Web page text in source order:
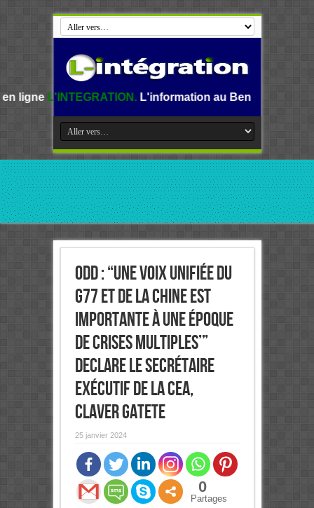
L'information au Benin, en Afrique et dans le
ODD : “Une voix unifiée du
G77 et de la Chine est
importante à une époque
de crises multiples’”
declare le Secrétaire
Exécutif de la CEA,
Claver Gatete
25 janvier 2024
0
Partages